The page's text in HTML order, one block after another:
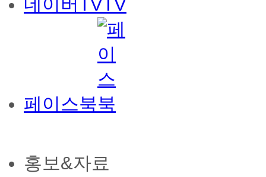
네이버TV
페이스북
홍보&자료